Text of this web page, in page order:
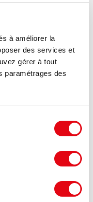
à améliorer la
des services et
gérer à tout
paramétrages des